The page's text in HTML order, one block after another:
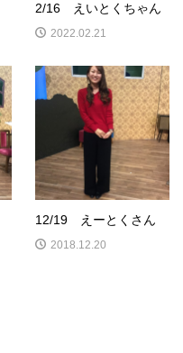
2/16 えいとくちゃん
2022.02.21
12/19 えーとくさん
2018.12.20